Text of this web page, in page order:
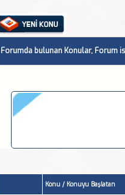
Forumda bulunan Konular, Forum
Konu / Konuyu Başlatan